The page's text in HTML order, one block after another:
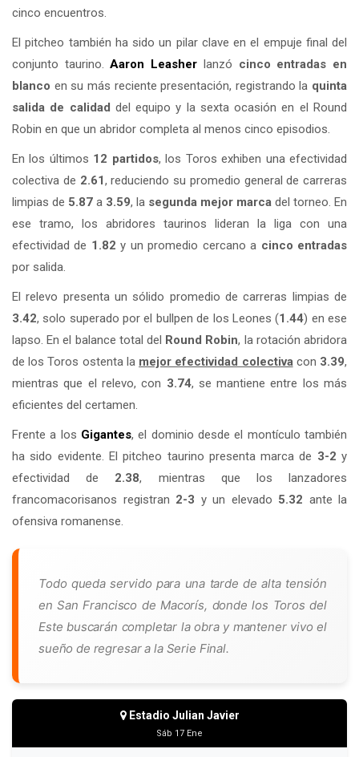
cinco encuentros.
El pitcheo también ha sido un pilar clave en el empuje final del
conjunto taurino.Aaron Leasher lanzó cinco entradas en
blanco en su más reciente presentación, registrando la quinta
salida de calidad del equipo y la sexta ocasión en el Round
Robin en que un abridor completa al menos cinco episodios.
En los últimos 12 partidos, los Toros exhiben una efectividad
colectiva de 2.61, reduciendo su promedio general de carreras
limpias de 5.87 a 3.59, la segunda mejor marca del torneo. En
ese tramo, los abridores taurinos lideran la liga con una
efectividad de 1.82 y un promedio cercano a cinco entradas
por salida.
El relevo presenta un sólido promedio de carreras limpias de
3.42, solo superado por el bullpen de los Leones (1.44) en ese
lapso. En el balance total del Round Robin, la rotación abridora
de los Toros ostenta la mejor efectividad colectivacon 3.39,
mientras que el relevo, con 3.74, se mantiene entre los más
eficientes del certamen.
Frente a los Gigantes, el dominio desde el montículo también
ha sido evidente. El pitcheo taurino presenta marca de 3-2 y
efectividad de 2.38, mientras que los lanzadores
francomacorisanos registran 2-3 y un elevado 5.32 ante la
ofensiva romanense.
Todo queda servido para una tarde de alta tensión
en San Francisco de Macorís, donde los Toros del
Este buscarán completar la obra y mantener vivo el
sueño de regresar a la Serie Final.
Estadio Julian Javier
Sáb 17 Ene